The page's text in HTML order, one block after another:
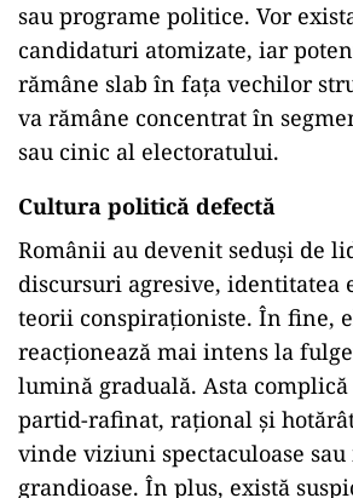
sau programe politice. Vor
candidaturi atomizate, iar
rămâne slab în fața vechilor
va rămâne concentrat în
sau cinic al electoratului.
Cultura politică defectă
Românii au devenit seduși de
discursuri agresive, identitatea
teorii conspiraționiste. În fine,
reacționează mai intens la
lumină graduală. Asta
partid-rafinat, rațional și
vinde viziuni spectaculoase sau
grandioase. În plus, există